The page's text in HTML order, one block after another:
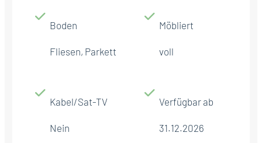
Boden
Fliesen, Parkett
Möbliert
voll
Kabel/Sat-TV
Nein
Verfügbar ab
31.12.2026